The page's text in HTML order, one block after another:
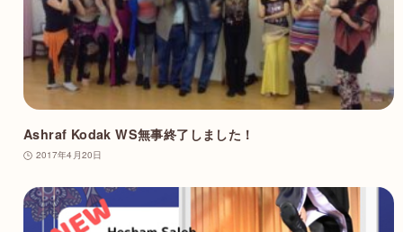
Ashraf Kodak WS無事終了しました！
2017年4月20日